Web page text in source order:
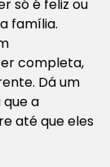
só é feliz ou
família.
completa,
Dá um
a
até que eles